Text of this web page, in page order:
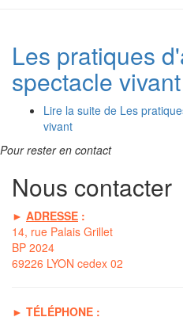
Les pratiques
spectacle vivant
Lire la suite de Les
vivant
Pour rester en contact
Nous contacter
► ADRESSE :
14, rue Palais Grillet
BP 2024
69226 LYON cedex 02
► TÉLÉPHONE :